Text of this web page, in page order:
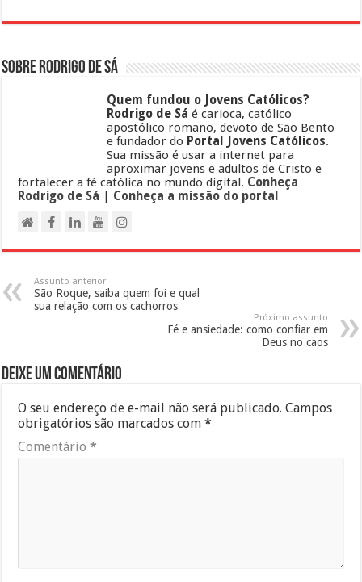
Sobre Rodrigo de Sá
Quem fundou o Jovens Católicos?
Rodrigo de Sá é carioca, católico
apostólico romano, devoto de São Bento
e fundador do Portal Jovens Católicos.
Sua missão é usar a internet para
aproximar jovens e adultos de Cristo e
fortalecer a fé católica no mundo digital. Conheça
Rodrigo de Sá | Conheça a missão do portal
Assunto anterior
São Roque, saiba quem foi e qual
sua relação com os cachorros
Próximo assunto
Fé e ansiedade: como confiar em
Deus no caos
Deixe um comentário
O seu endereço de e-mail não será publicado. Campos
obrigatórios são marcados com*
Comentário*